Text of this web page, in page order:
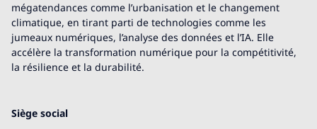
mégatendances comme l’urbanisation et le changement
climatique, en tirant parti de technologies comme les
jumeaux numériques, l’analyse des données et l’IA. Elle
accélère la transformation numérique pour la compétitivité,
la résilience et la durabilité.
Siège social